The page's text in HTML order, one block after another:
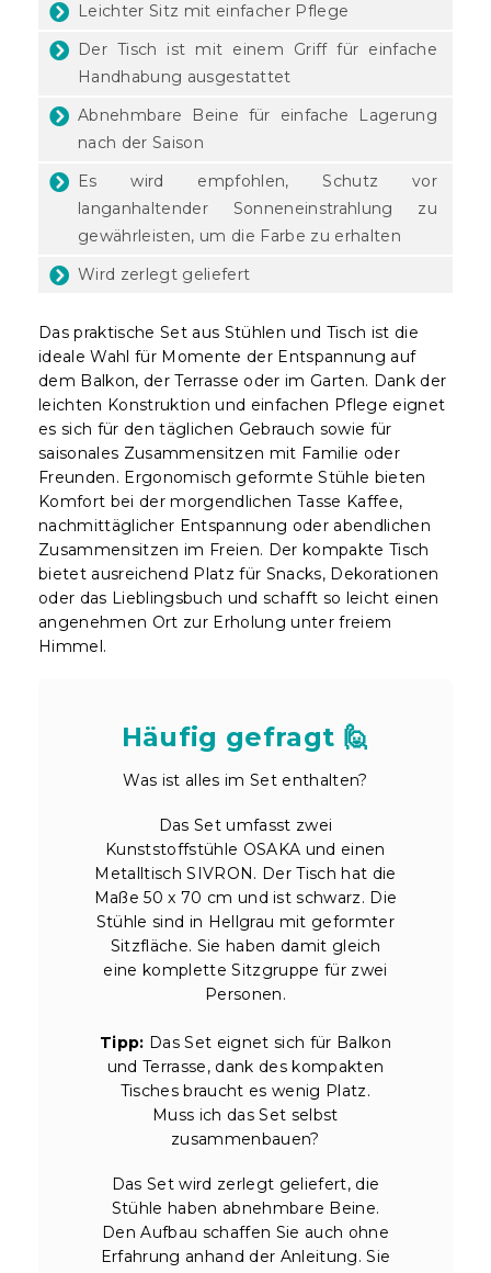
Leichter Sitz mit einfacher Pflege
Der Tisch ist mit einem Griff für einfache
Handhabung ausgestattet
Abnehmbare Beine für einfache Lagerung
nach der Saison
Es wird empfohlen, Schutz vor
langanhaltender Sonneneinstrahlung zu
gewährleisten, um die Farbe zu erhalten
Wird zerlegt geliefert
Das praktische Set aus Stühlen und Tisch ist die
ideale Wahl für Momente der Entspannung auf
dem Balkon, der Terrasse oder im Garten. Dank der
leichten Konstruktion und einfachen Pflege eignet
es sich für den täglichen Gebrauch sowie für
saisonales Zusammensitzen mit Familie oder
Freunden. Ergonomisch geformte Stühle bieten
Komfort bei der morgendlichen Tasse Kaffee,
nachmittäglicher Entspannung oder abendlichen
Zusammensitzen im Freien. Der kompakte Tisch
bietet ausreichend Platz für Snacks, Dekorationen
oder das Lieblingsbuch und schafft so leicht einen
angenehmen Ort zur Erholung unter freiem
Himmel.
Häufig gefragt 🙋
Was ist alles im Set enthalten?
Das Set umfasst zwei
Kunststoffstühle OSAKA und einen
Metalltisch SIVRON. Der Tisch hat die
Maße 50 x 70 cm und ist schwarz. Die
Stühle sind in Hellgrau mit geformter
Sitzfläche. Sie haben damit gleich
eine komplette Sitzgruppe für zwei
Personen.
Tipp: Das Set eignet sich für Balkon
und Terrasse, dank des kompakten
Tisches braucht es wenig Platz.
Muss ich das Set selbst
zusammenbauen?
Das Set wird zerlegt geliefert, die
Stühle haben abnehmbare Beine.
Den Aufbau schaffen Sie auch ohne
Erfahrung anhand der Anleitung. Sie